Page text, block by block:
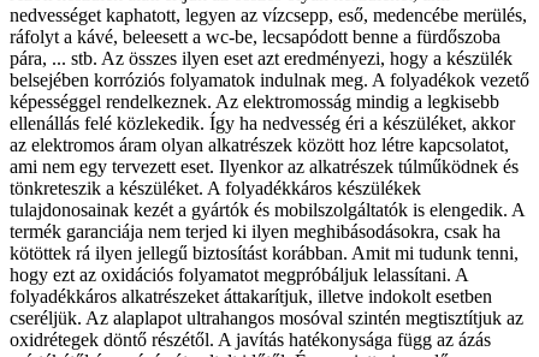
nedvességet kaphatott, legyen az vízcsepp, eső, medencébe merülés,
ráfolyt a kávé, beleesett a wc-be, lecsapódott benne a fürdőszoba
pára, ... stb. Az összes ilyen eset azt eredményezi, hogy a készülék
belsejében korróziós folyamatok indulnak meg. A folyadékok vezető
képességgel rendelkeznek. Az elektromosság mindig a legkisebb
ellenállás felé közlekedik. Így ha nedvesség éri a készüléket, akkor
az elektromos áram olyan alkatrészek között hoz létre kapcsolatot,
ami nem egy tervezett eset. Ilyenkor az alkatrészek túlműködnek és
tönkreteszik a készüléket. A folyadékkáros készülékek
tulajdonosainak kezét a gyártók és mobilszolgáltatók is elengedik. A
termék garanciája nem terjed ki ilyen meghibásodásokra, csak ha
kötöttek rá ilyen jellegű biztosítást korábban. Amit mi tudunk tenni,
hogy ezt az oxidációs folyamatot megpróbáljuk lelassítani. A
folyadékkáros alkatrészeket áttakarítjuk, illetve indokolt esetben
cseréljük. Az alaplapot ultrahangos mosóval szintén megtisztítjuk az
oxidrétegek döntő részétől. A javítás hatékonysága függ az ázás